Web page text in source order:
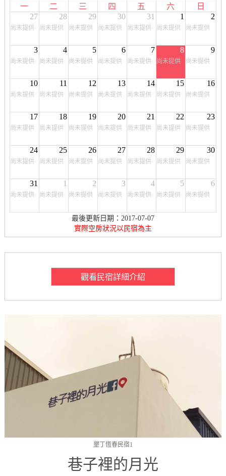
一 二 三 四 五 六
日
27
尚未提供
28
尚未提供
29
尚未提供
30
尚未提供
31
尚未提供
1
尚未提供
2
尚未提供
3
尚未提供
4
尚未提供
5
尚未提供
6
尚未提供
7
尚未提供
8
尚未提供
9
尚未提供
10
尚未提供
11
尚未提供
12
尚未提供
13
尚未提供
14
尚未提供
15
尚未提供
16
尚未提供
17
尚未提供
18
尚未提供
19
尚未提供
20
尚未提供
21
尚未提供
22
尚未提供
23
尚未提供
24
尚未提供
25
尚未提供
26
尚未提供
27
尚未提供
28
尚未提供
29
尚未提供
30
尚未提供
31
尚未提供
1
尚未提供
2
尚未提供
3
尚未提供
4
尚未提供
5
尚未提供
6
尚未提供
最後更新日期：2017-07-07
實際空房狀況以民宿為主
觀看民宿詳細介紹
墾丁恆春民宿1
巷子裡的月光